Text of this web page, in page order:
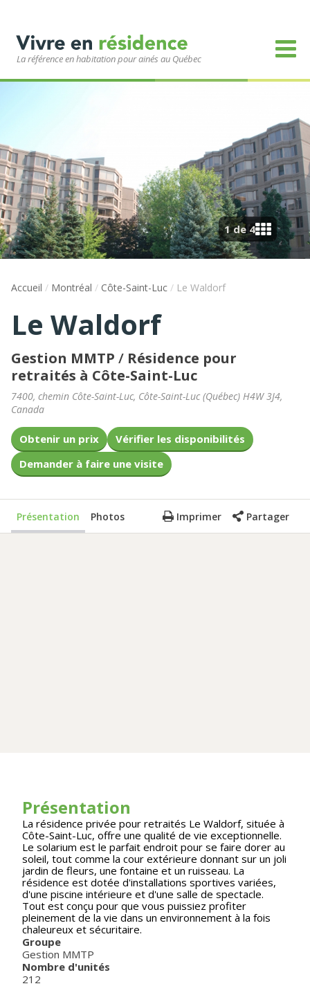
La référence en habitation pour ainés au Québec
1 de 4
Accueil / Montréal / Côte-Saint-Luc / Le Waldorf
Le Waldorf
Gestion MMTP / Résidence pour
retraités à Côte-Saint-Luc
7400, chemin Côte-Saint-Luc, Côte-Saint-Luc(Québec) H4W 3J4,
Canada
Obtenir un prix
Vérifier les disponibilités
Demander à faire une visite
Présentation Photos Imprimer Partager
Présentation
La résidence privée pour retraités Le Waldorf, située à
Côte-Saint-Luc, offre une qualité de vie exceptionnelle.
Le solarium est le parfait endroit pour se faire dorer au
soleil, tout comme la cour extérieure donnant sur un joli
jardin de fleurs, une fontaine et un ruisseau. La
résidence est dotée d'installations sportives variées,
d'une piscine intérieure et d'une salle de spectacle.
Tout est conçu pour que vous puissiez profiter
pleinement de la vie dans un environnement à la fois
chaleureux et sécuritaire.
Groupe
Gestion MMTP
Nombre d'unités
212